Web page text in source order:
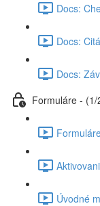
Docs:
Docs:
Docs:
Formuláre - (1/
Úvodné